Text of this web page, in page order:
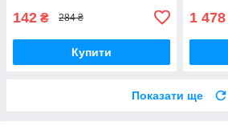
142 ₴ 284 ₴
Купити
1 478
Показати ще